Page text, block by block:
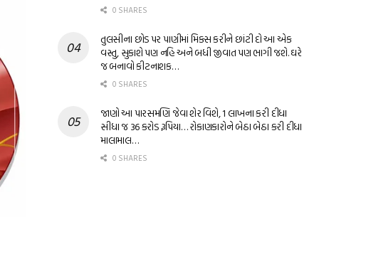
0 SHARES
તુલસીના છોડ પર પાણીમાં મિક્સ કરીને છાંટી દો આ એક
વસ્તુ, સુકાશે પણ નહિ અને બધી જીવાત પણ ભાગી જશે. ઘરે
જ બનાવો કીટનાશક…
0 SHARES
જાણો આ પારસમણિ જેવા શેર વિશે, 1 લાખના કરી દીધા
સીધા જ 36 કરોડ રૂપિયા… રોકાણકારોને બેઠા બેઠા કરી દીધા
માલામાલ…
0 SHARES